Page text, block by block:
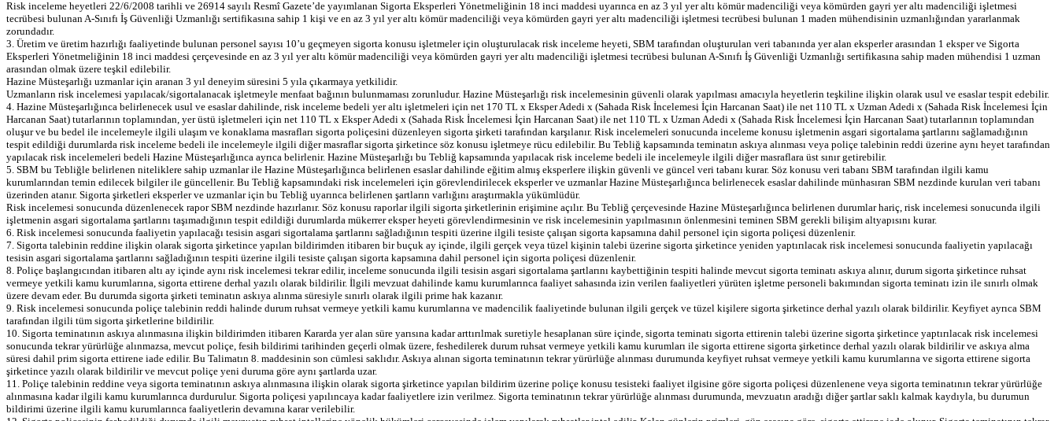
Risk inceleme heyetleri 22/6/2008 tarihli ve 26914 sayılı Resmî Gazete’de yayımlanan Sigorta Eksperleri Yönetmeliğinin 18 inci maddesi uyarınca en az 3 yıl yer altı kömür madenciliği veya kömürden gayri yer altı madenciliği işletmesi
tecrübesi bulunan A-Sınıfı İş Güvenliği Uzmanlığı sertifikasına sahip 1 kişi ve en az 3 yıl yer altı kömür madenciliği veya kömürden gayri yer altı madenciliği işletmesi tecrübesi bulunan 1 maden mühendisinin uzmanlığından yararlanmak
zorundadır.
3. Üretim ve üretim hazırlığı faaliyetinde bulunan personel sayısı 10’u geçmeyen sigorta konusu işletmeler için oluşturulacak risk inceleme heyeti, SBM tarafından oluşturulan veri tabanında yer alan eksperler arasından 1 eksper ve Sigorta
Eksperleri Yönetmeliğinin 18 inci maddesi çerçevesinde en az 3 yıl yer altı kömür madenciliği veya kömürden gayri yer altı madenciliği işletmesi tecrübesi bulunan A-Sınıfı İş Güvenliği Uzmanlığı sertifikasına sahip maden mühendisi 1 uzman
arasından olmak üzere teşkil edilebilir.
Hazine Müsteşarlığı uzmanlar için aranan 3 yıl deneyim süresini 5 yıla çıkarmaya yetkilidir.
Uzmanların risk incelemesi yapılacak/sigortalanacak işletmeyle menfaat bağının bulunmaması zorunludur. Hazine Müsteşarlığı risk incelemesinin güvenli olarak yapılması amacıyla heyetlerin teşkiline ilişkin olarak usul ve esaslar tespit edebilir.
4. Hazine Müsteşarlığınca belirlenecek usul ve esaslar dahilinde, risk inceleme bedeli yer altı işletmeleri için net 170 TL x Eksper Adedi x (Sahada Risk İncelemesi İçin Harcanan Saat) ile net 110 TL x Uzman Adedi x (Sahada Risk İncelemesi İçin
Harcanan Saat) tutarlarının toplamından, yer üstü işletmeleri için net 110 TL x Eksper Adedi x (Sahada Risk İncelemesi İçin Harcanan Saat) ile net 110 TL x Uzman Adedi x (Sahada Risk İncelemesi İçin Harcanan Saat) tutarlarının toplamından
oluşur ve bu bedel ile incelemeyle ilgili ulaşım ve konaklama masrafları sigorta poliçesini düzenleyen sigorta şirketi tarafından karşılanır. Risk incelemeleri sonucunda inceleme konusu işletmenin asgari sigortalama şartlarını sağlamadığının
tespit edildiği durumlarda risk inceleme bedeli ile incelemeyle ilgili diğer masraflar sigorta şirketince söz konusu işletmeye rücu edilebilir. Bu Tebliğ kapsamında teminatın askıya alınması veya poliçe talebinin reddi üzerine aynı heyet tarafından
yapılacak risk incelemeleri bedeli Hazine Müsteşarlığınca ayrıca belirlenir. Hazine Müsteşarlığı bu Tebliğ kapsamında yapılacak risk inceleme bedeli ile incelemeyle ilgili diğer masraflara üst sınır getirebilir.
5. SBM bu Tebliğle belirlenen niteliklere sahip uzmanlar ile Hazine Müsteşarlığınca belirlenen esaslar dahilinde eğitim almış eksperlere ilişkin güvenli ve güncel veri tabanı kurar. Söz konusu veri tabanı SBM tarafından ilgili kamu
kurumlarından temin edilecek bilgiler ile güncellenir. Bu Tebliğ kapsamındaki risk incelemeleri için görevlendirilecek eksperler ve uzmanlar Hazine Müsteşarlığınca belirlenecek esaslar dahilinde münhasıran SBM nezdinde kurulan veri tabanı
üzerinden atanır. Sigorta şirketleri eksperler ve uzmanlar için bu Tebliğ uyarınca belirlenen şartların varlığını araştırmakla yükümlüdür.
Risk incelemesi sonucunda düzenlenecek rapor SBM nezdinde hazırlanır. Söz konusu raporlar ilgili sigorta şirketlerinin erişimine açılır. Bu Tebliğ çerçevesinde Hazine Müsteşarlığınca belirlenen durumlar hariç, risk incelemesi sonucunda ilgili
işletmenin asgari sigortalama şartlarını taşımadığının tespit edildiği durumlarda mükerrer eksper heyeti görevlendirmesinin ve risk incelemesinin yapılmasının önlenmesini teminen SBM gerekli bilişim altyapısını kurar.
6. Risk incelemesi sonucunda faaliyetin yapılacağı tesisin asgari sigortalama şartlarını sağladığının tespiti üzerine ilgili tesiste çalışan sigorta kapsamına dahil personel için sigorta poliçesi düzenlenir.
7. Sigorta talebinin reddine ilişkin olarak sigorta şirketince yapılan bildirimden itibaren bir buçuk ay içinde, ilgili gerçek veya tüzel kişinin talebi üzerine sigorta şirketince yeniden yaptırılacak risk incelemesi sonucunda faaliyetin yapılacağı
tesisin asgari sigortalama şartlarını sağladığının tespiti üzerine ilgili tesiste çalışan sigorta kapsamına dahil personel için sigorta poliçesi düzenlenir.
8. Poliçe başlangıcından itibaren altı ay içinde aynı risk incelemesi tekrar edilir, inceleme sonucunda ilgili tesisin asgari sigortalama şartlarını kaybettiğinin tespiti halinde mevcut sigorta teminatı askıya alınır, durum sigorta şirketince ruhsat
vermeye yetkili kamu kurumlarına, sigorta ettirene derhal yazılı olarak bildirilir. İlgili mevzuat dahilinde kamu kurumlarınca faaliyet sahasında izin verilen faaliyetleri yürüten işletme personeli bakımından sigorta teminatı izin ile sınırlı olmak
üzere devam eder. Bu durumda sigorta şirketi teminatın askıya alınma süresiyle sınırlı olarak ilgili prime hak kazanır.
9. Risk incelemesi sonucunda poliçe talebinin reddi halinde durum ruhsat vermeye yetkili kamu kurumlarına ve madencilik faaliyetinde bulunan ilgili gerçek ve tüzel kişilere sigorta şirketince derhal yazılı olarak bildirilir. Keyfiyet ayrıca SBM
tarafından ilgili tüm sigorta şirketlerine bildirilir.
10. Sigorta teminatının askıya alınmasına ilişkin bildirimden itibaren Kararda yer alan süre yarısına kadar arttırılmak suretiyle hesaplanan süre içinde, sigorta teminatı sigorta ettirenin talebi üzerine sigorta şirketince yaptırılacak risk incelemesi
sonucunda tekrar yürürlüğe alınmazsa, mevcut poliçe, fesih bildirimi tarihinden geçerli olmak üzere, feshedilerek durum ruhsat vermeye yetkili kamu kurumları ile sigorta ettirene sigorta şirketince derhal yazılı olarak bildirilir ve askıya alma
süresi dahil prim sigorta ettirene iade edilir. Bu Talimatın 8. maddesinin son cümlesi saklıdır. Askıya alınan sigorta teminatının tekrar yürürlüğe alınması durumunda keyfiyet ruhsat vermeye yetkili kamu kurumlarına ve sigorta ettirene sigorta
şirketince yazılı olarak bildirilir ve mevcut poliçe yeni duruma göre aynı şartlarda uzar.
11. Poliçe talebinin reddine veya sigorta teminatının askıya alınmasına ilişkin olarak sigorta şirketince yapılan bildirim üzerine poliçe konusu tesisteki faaliyet ilgisine göre sigorta poliçesi düzenlenene veya sigorta teminatının tekrar yürürlüğe
alınmasına kadar ilgili kamu kurumlarınca durdurulur. Sigorta poliçesi yapılıncaya kadar faaliyetlere izin verilmez. Sigorta teminatının tekrar yürürlüğe alınması durumunda, mevzuatın aradığı diğer şartlar saklı kalmak kaydıyla, bu durumun
bildirimi üzerine ilgili kamu kurumlarınca faaliyetlerin devamına karar verilebilir.